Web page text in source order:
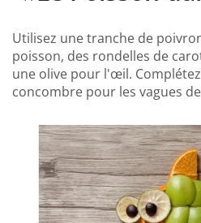
Utilisez une tranche de
poisson, des rondelles de
une olive pour l'œil.
concombre pour les vagues